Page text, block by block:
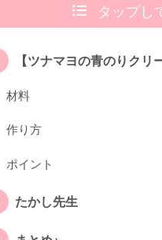
タップし
【ツナマヨの青のりク
材料
作り方
ポイント
たかし先生